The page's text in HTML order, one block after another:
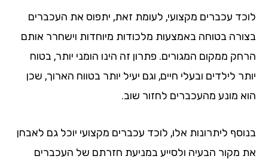
לוכד עכברים מקצועי, לעומת זאת, יתפוס את העכברים
בצורה בטוחה באמצעות מלכודות מיוחדות וישחרר אותם
הרחק ממקום המגורים. פתרון זה הינו הומני יותר, בטוח
יותר לילדים ובעלי חיים, וגם יעיל יותר בטווח הארוך, שכן
הוא מונע מהעכברים לחזור שוב.
בנוסף ליתרונות אלו, לוכד עכברים מקצועי יוכל גם לאבחן
את מקור הבעיה ולסייע במניעת חזרתם של העכברים